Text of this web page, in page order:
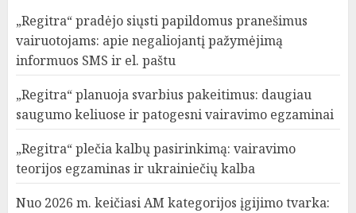
„Regitra“ pradėjo siųsti papildomus pranešimus
vairuotojams: apie negaliojantį pažymėjimą
informuos SMS ir el. paštu
„Regitra“ planuoja svarbius pakeitimus: daugiau
saugumo keliuose ir patogesni vairavimo egzaminai
„Regitra“ plečia kalbų pasirinkimą: vairavimo
teorijos egzaminas ir ukrainiečių kalba
Nuo 2026 m. keičiasi AM kategorijos įgijimo tvarka: